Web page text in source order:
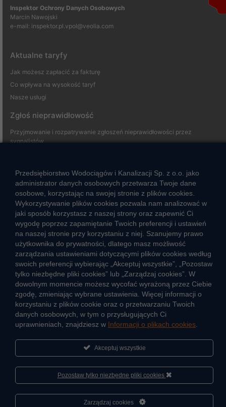
Inspektor Ochrony Danych Osobowych
Marcin Nawojski
e-mail: inspektor.pl.vpol@veolia.com
Aktualne taryfy
Jak możesz zapłacić za fakturę
Co wpływa na wysokość taryf
Nasze usługi
Zgłoś nieprawidłowość
Przyjmowanie i rozpatrywanie zgłoszeń nieprawidłowości przez
sygnalistów
Strefa klienta
Aktualności
Informacja o jakości wody
Informacje o przerwach w dostawie wody
Pogotowie wodociągowe
Jak oszczędzać wodę
Czego nie wrzucać do kanalizacji
Jak unikać strat wody
Nawyki eko-mieszkańca
Dane kluczowe
Sieć wodociągowa i ujęcia wody
Jak kontrolujemy jakość wody i ścieków
Cyberbezpieczeństwo
Sportowa Akademia Veolia
Przedsiębiorstwo Wodociągów i Kanalizacji Sp. z o.o. jako
administrator danych osobowych przetwarza Twoje dane
osobowe, korzystając na swojej stronie z plików cookies.
Wykorzystywanie plików cookies pozwala nam analizować w
jaki sposób korzystasz z naszej strony oraz zapewnić Ci
wygodę poprzez zapamiętanie Twoich preferencji i ustawień
na naszej stronie przy korzystaniu z niej. Szanujemy prawo
użytkownika do prywatności, dlatego masz możliwość
zarządzania ustawieniami dotyczącymi plików cookies według
swoich preferencji wybierając „Akceptuj wszystkie”, „Pozostaw
tylko niezbędne pliki cookies” lub „Zarządzaj cookies”. W
dowolnym momencie możesz wycofać wyrażoną przez Ciebie
zgodę, zmieniając wybrane ustawienia. Więcej informacji o
korzystaniu z plików cookie oraz o przetwarzaniu Twoich
danych osobowych, w tym o przysługujących Ci
uprawnieniach, znajdziesz w Informacji o plikach cookies
Akceptuj wszystkie
Pozostaw tylko niezbędne pliki cookies
Zarządzaj cookies